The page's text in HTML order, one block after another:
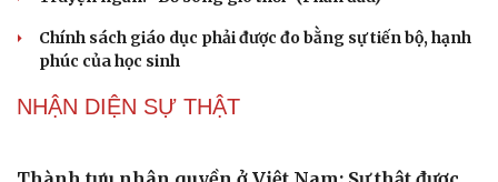
Du lịch
Podcast